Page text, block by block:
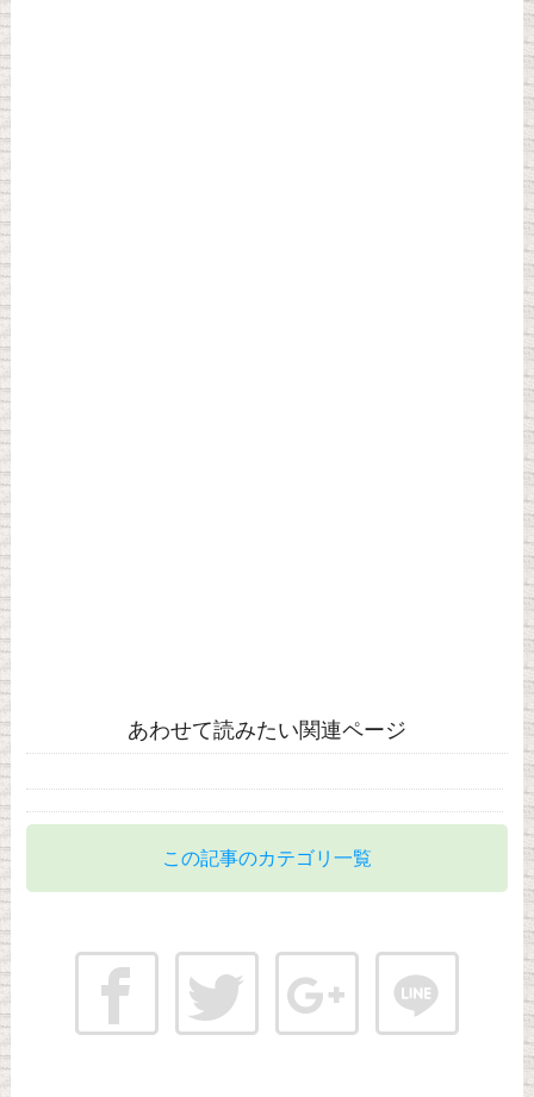
あわせて読みたい関連ページ
この記事のカテゴリ一覧